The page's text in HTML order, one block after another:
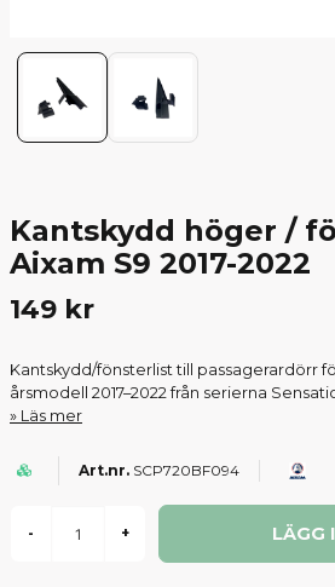
Kantskydd höger /
Aixam S9 2017-2022
149 kr
Kantskydd/fönsterlist till passagerardörr
årsmodell 2017–2022 från serierna
Läs mer
SCP720BF094
- + LÄGG